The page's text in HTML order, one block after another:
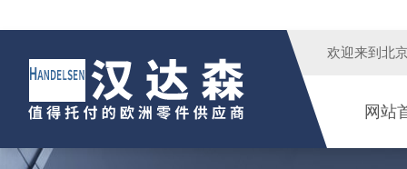
欢迎来到 北
网站